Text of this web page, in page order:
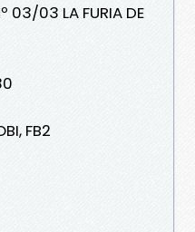
03/03 LA FURIA DE
FB2